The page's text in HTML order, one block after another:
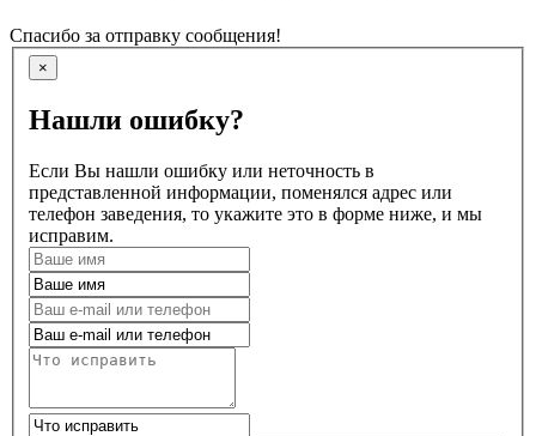
Спасибо за отправку сообщения!
×
Нашли ошибку?
Если Вы нашли ошибку или неточность в
представленной информации, поменялся адрес или
телефон заведения, то укажите это в форме ниже, и мы
исправим.